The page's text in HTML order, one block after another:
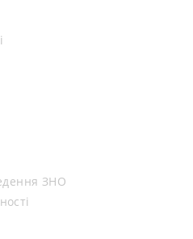
ЗНО